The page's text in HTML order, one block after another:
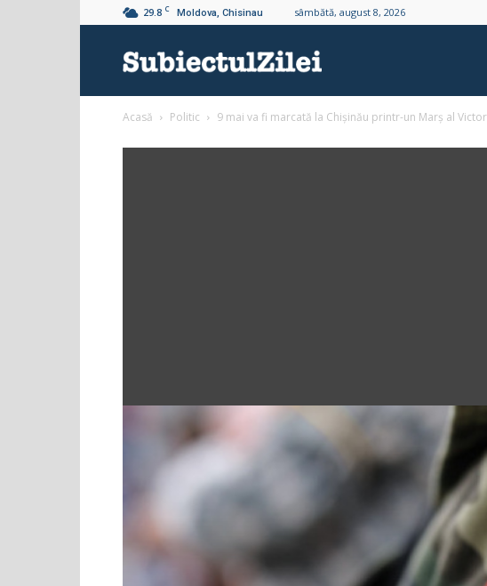
29.8 C Moldova, Chisinau sâmbătă, august 8, 2026
Acasă Politic 9 mai va fi marcată la Chișinău printr-un Marș al